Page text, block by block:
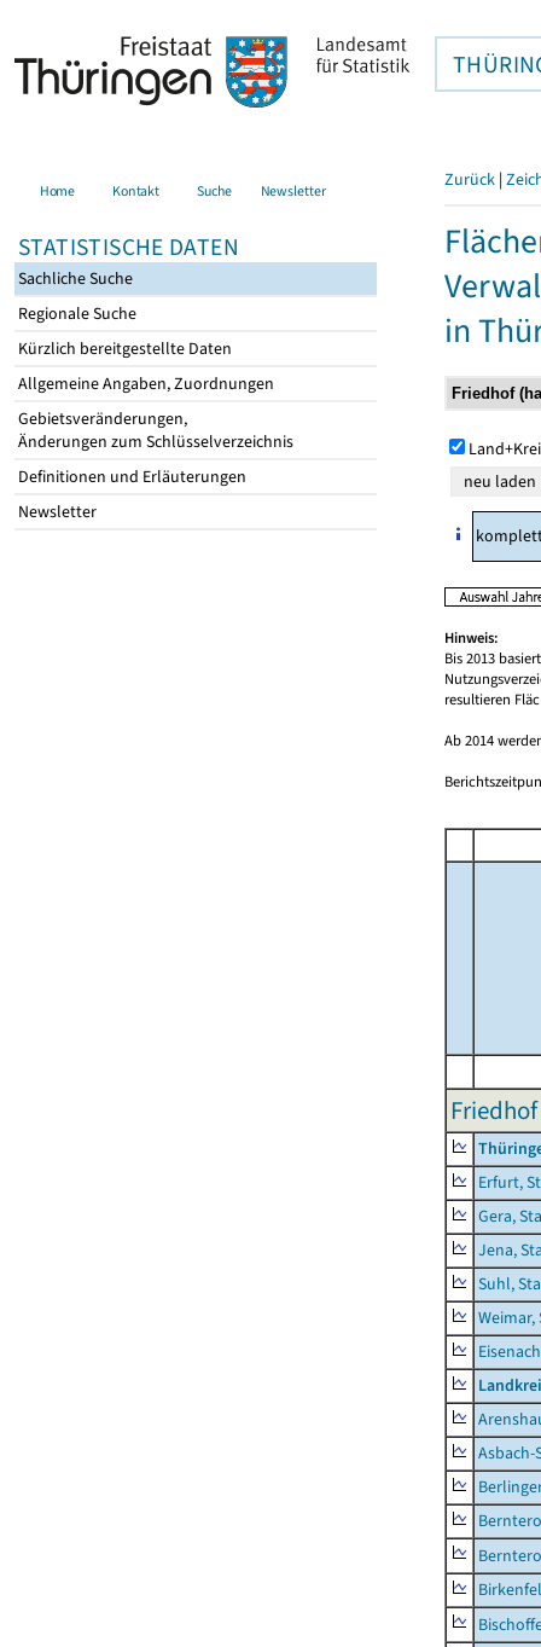
Home Kontakt Suche Newsletter
STATISTISCHE DATEN
Sachliche Suche
Regionale Suche
Kürzlich bereitgestellte Daten
Allgemeine Angaben, Zuordnungen
Gebietsveränderungen,
Änderungen zum Schlüsselverzeichnis
Definitionen und Erläuterungen
Newsletter
Zurück |
in
Hinweis:
Bis 2013
resultieren
Ab 2014
Erfurt,
Gera,
Jena,
Suhl,
Weimar,
Asbach-